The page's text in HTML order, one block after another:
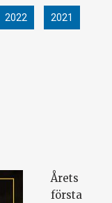
2022 2021
Årets
första